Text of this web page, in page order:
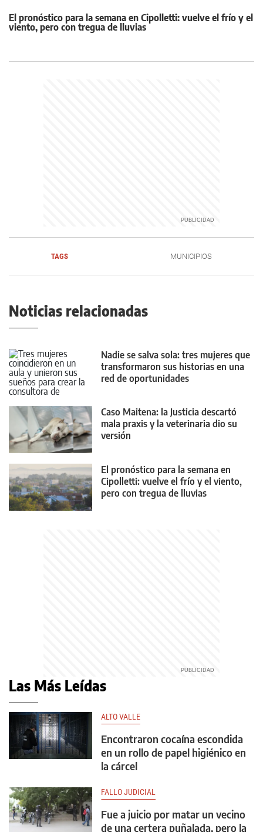
El pronóstico para la semana en Cipolletti: vuelve el frío y el
viento, pero con tregua de lluvias
TAGS MUNICIPIOS
Noticias relacionadas
Nadie se salva sola: tres mujeres que
transformaron sus historias en una
red de oportunidades
Caso Maitena: la Justicia descartó
mala praxis y la veterinaria dio su
versión
El pronóstico para la semana en
Cipolletti: vuelve el frío y el viento,
pero con tregua de lluvias
Las Más Leídas
ALTO VALLE
Encontraron cocaína escondida
en un rollo de papel higiénico en
la cárcel
FALLO JUDICIAL
Fue a juicio por matar un vecino
de una certera puñalada, pero la